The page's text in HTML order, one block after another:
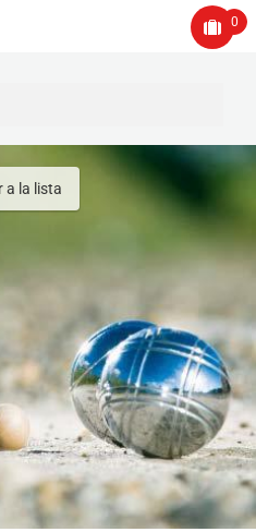
0
a la lista